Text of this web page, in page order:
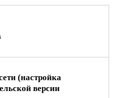
(настройка
версии